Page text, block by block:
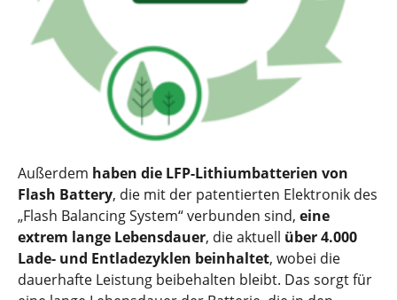
Außerdem haben die LFP-Lithiumbatterien von
Flash Battery, die mit der patentierten Elektronik des
„Flash Balancing System“ verbunden sind, eine
extrem lange Lebensdauer, die aktuell über 4.000
Lade- und Entladezyklen beinhaltet, wobei die
dauerhafte Leistung beibehalten bleibt. Das sorgt für